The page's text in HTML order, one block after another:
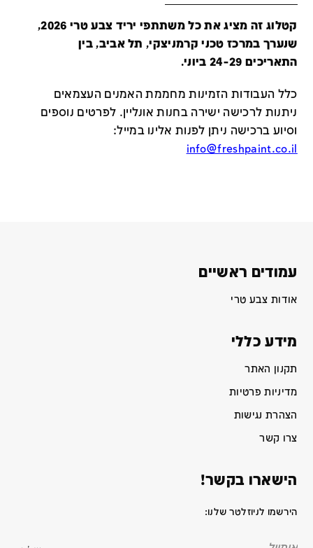
קטלוג זה מציג את כל משתתפי יריד צבע טרי 2026,
שנערך במרכז טכני קרמניצקי, תל אביב, בין
התאריכים 24-29 ביוני.
כלל העבודות הזמינות מחממת האמנים העצמאים
ניתנות לרכישה ישירה בחנות אונליין. לפרטים נוספים
וסיוע ברכישה ניתן לפנות אלינו במייל:
info@freshpaint.co.il
עמודים ראשיים
אודות צבע טרי
מידע כללי
תקנון האתר
מדיניות פרטיות
הצהרת נגישות
צרו קשר
הישארו בקשר!
הירשמו לניוזלטר שלנו: